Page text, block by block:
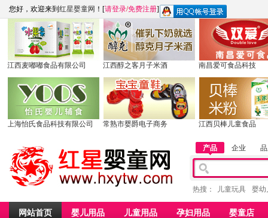
您好，欢迎来到 红星婴童网 ！[请登录/免费注册]
江西麦嘟嘟食品有限公司 江西醇之客月子米酒 南昌爱可食品科技
上海怡氏食品科技有限公司 常熟市婴爵电子商务 江西贝棒儿童食品
产品 企业
热搜： 儿童玩具 婴幼
网站首页 婴儿用品 儿童用品 孕妇用品 婴童店